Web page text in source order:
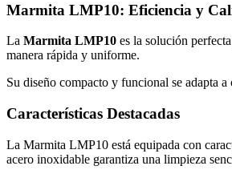
Marmita LMP10: Eficiencia y
La Marmita LMP10 es la solución
manera rápida y uniforme.
Su diseño compacto y funcional se adapta
Características Destacadas
La Marmita LMP10 está equipada con
acero inoxidable garantiza una limpieza